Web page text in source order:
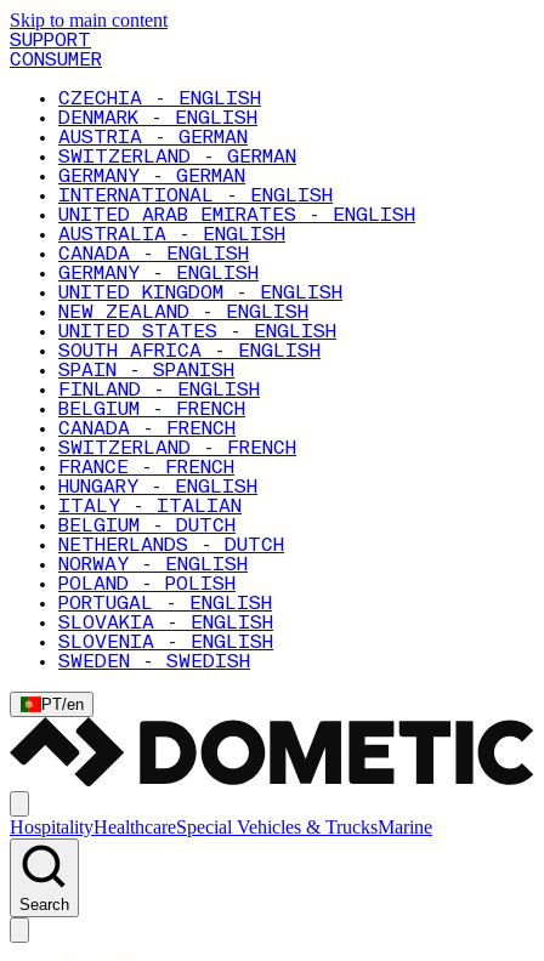
Skip to main content
SUPPORT
CONSUMER
CZECHIA - ENGLISH
DENMARK - ENGLISH
AUSTRIA - GERMAN
SWITZERLAND - GERMAN
GERMANY - GERMAN
INTERNATIONAL - ENGLISH
UNITED ARAB EMIRATES - ENGLISH
AUSTRALIA - ENGLISH
CANADA - ENGLISH
GERMANY - ENGLISH
UNITED KINGDOM - ENGLISH
NEW ZEALAND - ENGLISH
UNITED STATES - ENGLISH
SOUTH AFRICA - ENGLISH
SPAIN - SPANISH
FINLAND - ENGLISH
BELGIUM - FRENCH
CANADA - FRENCH
SWITZERLAND - FRENCH
FRANCE - FRENCH
HUNGARY - ENGLISH
ITALY - ITALIAN
BELGIUM - DUTCH
NETHERLANDS - DUTCH
NORWAY - ENGLISH
POLAND - POLISH
PORTUGAL - ENGLISH
SLOVAKIA - ENGLISH
SLOVENIA - ENGLISH
SWEDEN - SWEDISH
PT/en
HospitalityHealthcareSpecial Vehicles & TrucksMarine
Search